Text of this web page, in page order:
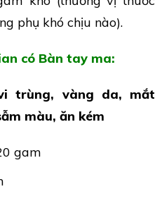
phụ khó chịu nào).
có Bàn tay ma:
trùng, vàng da, mắt
màu, ăn kém
gam